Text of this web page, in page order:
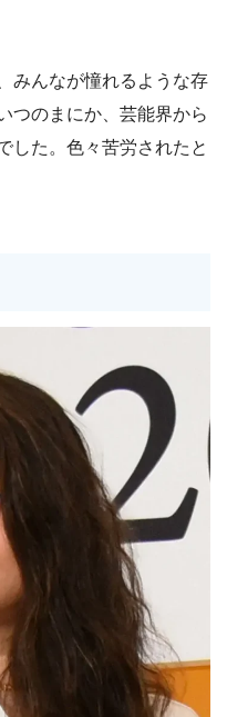
みんなが憧れるような存
つのまにか、芸能界から
した。色々苦労されたと